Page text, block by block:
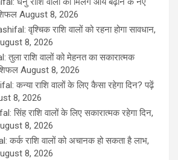
August 8, 2026
वृश्चिक राशि वालों को रहना होगा सावधान,
8, 2026
राशि वालों को मेहनत का सकारात्मक
August 8, 2026
कन्या राशि वालों के लिए कैसा रहेगा दिन? पढ़ें
8, 2026
सिंह राशि वालों के लिए सकारात्मक रहेगा दिन,
8, 2026
कर्क राशि वालों को अचानक हो सकता है लाभ,
8, 2026